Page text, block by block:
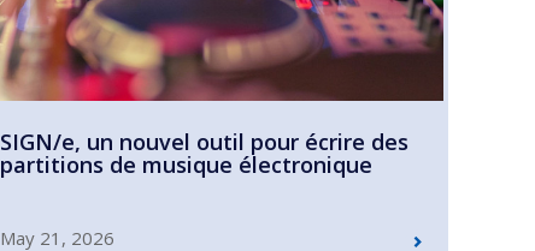
SIGN/e, un nouvel outil pour écrire des
partitions de musique électronique
May 21, 2026